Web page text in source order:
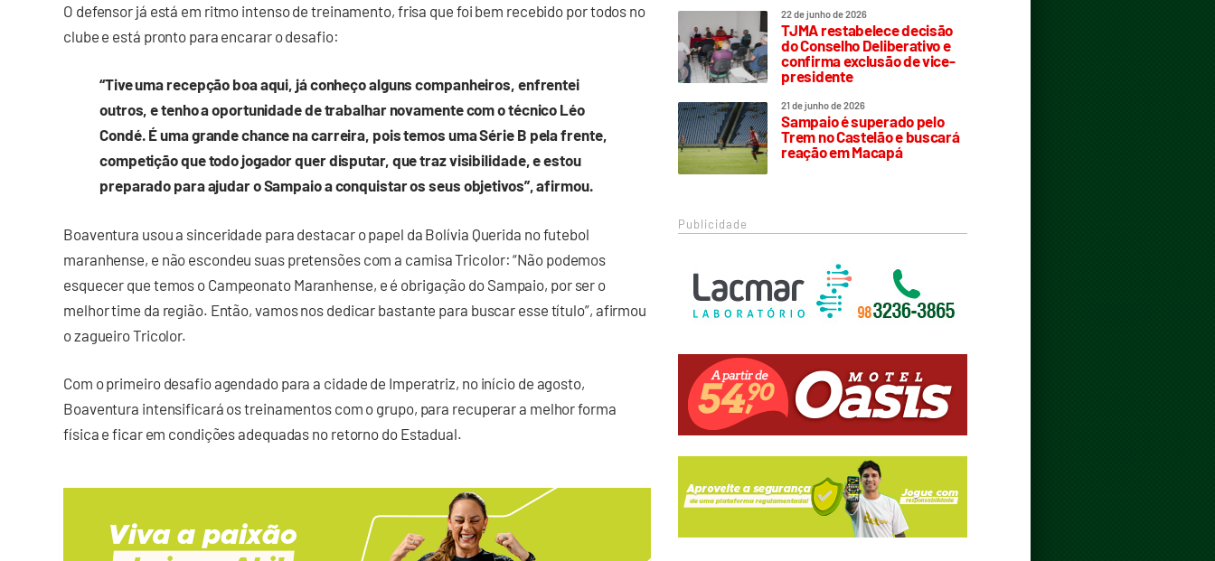
O defensor já está em ritmo intenso de treinamento, frisa que foi bem recebido por todos no
clube e está pronto para encarar o desafio:
“Tive uma recepção boa aqui, já conheço alguns companheiros, enfrentei
outros, e tenho a oportunidade de trabalhar novamente com o técnico Léo
Condé. É uma grande chance na carreira, pois temos uma Série B pela frente,
competição que todo jogador quer disputar, que traz visibilidade, e estou
preparado para ajudar o Sampaio a conquistar os seus objetivos”, afirmou.
Boaventura usou a sinceridade para destacar o papel da Bolívia Querida no futebol
maranhense, e não escondeu suas pretensões com a camisa Tricolor: “Não podemos
esquecer que temos o Campeonato Maranhense, e é obrigação do Sampaio, por ser o
melhor time da região. Então, vamos nos dedicar bastante para buscar esse título”, afirmou
o zagueiro Tricolor.
Com o primeiro desafio agendado para a cidade de Imperatriz, no início de agosto,
Boaventura intensificará os treinamentos com o grupo, para recuperar a melhor forma
física e ficar em condições adequadas no retorno do Estadual.
22 de junho de 2026
TJMA restabelece decisão
do Conselho Deliberativo e
confirma exclusão de vice-
presidente
21 de junho de 2026
Sampaio é superado pelo
Trem no Castelão e buscará
reação em Macapá
Publicidade